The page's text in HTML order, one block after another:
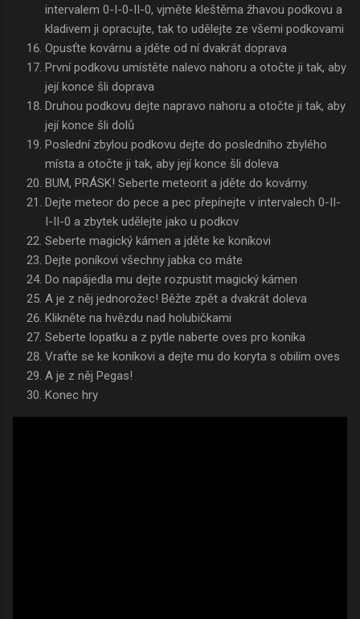
intervalem 0-I-0-II-0, vjměte kleštěma žhavou podkovu a
kladivem ji opracujte, tak to udělejte ze všemi podkovami
Opusťte kovárnu a jděte od ní dvakrát doprava
První podkovu umístěte nalevo nahoru a otočte ji tak, aby
její konce šli doprava
Druhou podkovu dejte napravo nahoru a otočte ji tak, aby
její konce šli dolů
Poslední zbylou podkovu dejte do posledního zbylého
místa a otočte ji tak, aby její konce šli doleva
BUM, PRÁSK! Seberte meteorit a jděte do kovárny.
Dejte meteor do pece a pec přepínejte v intervalech 0-II-
I-II-0 a zbytek udělejte jako u podkov
Seberte magický kámen a jděte ke koníkovi
Dejte poníkovi všechny jabka co máte
Do napájedla mu dejte rozpustit magický kámen
A je z něj jednorožec! Běžte zpět a dvakrát doleva
Klikněte na hvězdu nad holubičkami
Seberte lopatku a z pytle naberte oves pro koníka
Vraťte se ke koníkovi a dejte mu do koryta s obilím oves
A je z něj Pegas!
Konec hry